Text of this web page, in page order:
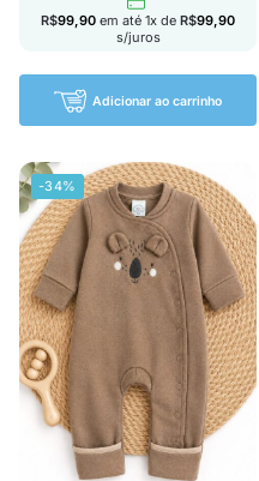
R$99,90 em até 1x de R$99,90
s/juros
Adicionar ao carrinho
-34%